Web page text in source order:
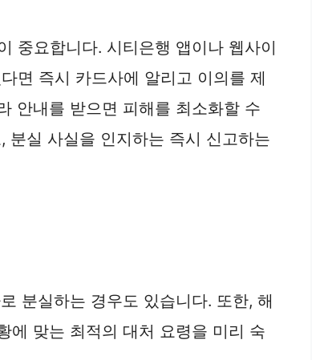
중요합니다. 시티은행 앱이나 웹사이
면 즉시 카드사에 알리고 이의를 제
안내를 받으면 피해를 최소화할 수
분실 사실을 인지하는 즉시 신고하는
분실하는 경우도 있습니다. 또한, 해
에 맞는 최적의 대처 요령을 미리 숙